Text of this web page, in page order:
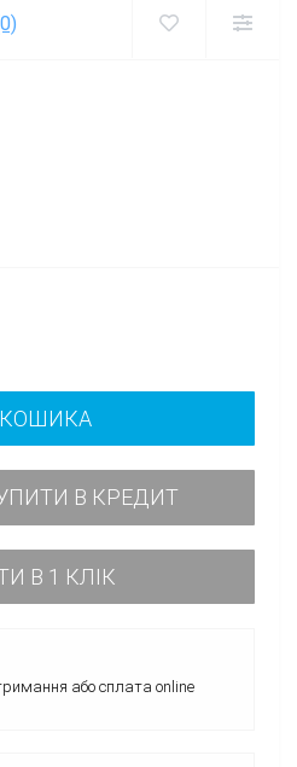
В КРЕДИТ
В 1 КЛІК
або сплата online